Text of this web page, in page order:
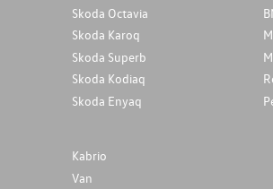
Skoda Octavia
Skoda Karoq
Skoda Superb
Skoda Kodiaq
Skoda Enyaq
Kabrio
Van